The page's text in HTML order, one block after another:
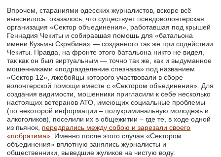
Впрочем, стараниями одесских журналистов, вскоре всё
выяснилось: оказалось, что существует псевдоволонтерская
организация «Сектор объединения», работавшая под крышей
Геннадия Чекиты и собиравшая помощь для «батальона
имени Кузьмы Скрябина» — созданного так же при содействии
Чекиты. Правда, на фронте этого батальона никто не видел,
так как он был виртуальным — точно так же, как и выдуманное
мошенниками «подразделение спезназа» под названием
«Сектор 12», лжебойцы которого участвовали в сборе
волонтерской помощи вместе с «Сектором объединения». Для
создания видимости, мошенники пригласили к себе несколько
настоящих ветеранов АТО, имеющих социальные проблемы
(по некоторой информации – полукриминальную молодежь и
алкоголиков), поселили их в общежитии – где те, в ходе одной
из пьянок, передрались между собою и зарезали своего
«побратима» . Именно после этого случая «Сектором
объединения» вплотную занялись журналисты и
общественники, выведшие жуликов на чистую воду.